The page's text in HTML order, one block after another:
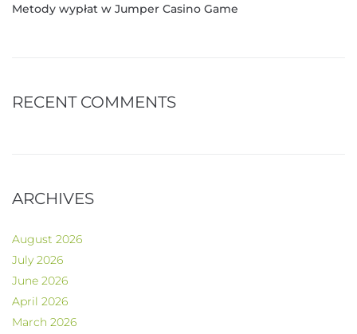
Metody wypłat w Jumper Casino Game
RECENT COMMENTS
ARCHIVES
August 2026
July 2026
June 2026
April 2026
March 2026